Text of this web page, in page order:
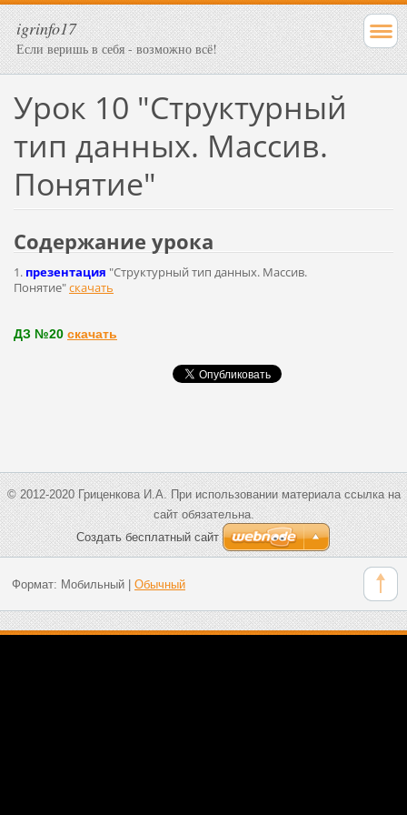
igrinfo17
Если веришь в себя - возможно всё!
Урок 10 "Структурный
тип данных. Массив.
Понятие"
Содержание урока
1. презентация "Структурный тип данных. Массив.
Понятие"скачать
ДЗ №20 скачать
© 2012-2020 Гриценкова И.А. При использовании материала ссылка на
сайт обязательна.
Создать бесплатный сайт
Формат: Мобильный| Обычный